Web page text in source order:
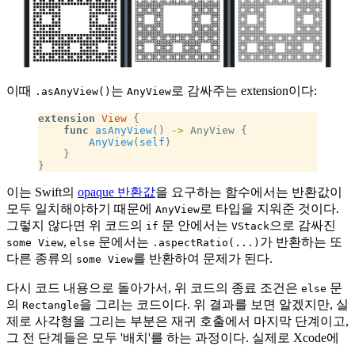
이때 .asAnyView() 는 AnyView로 감싸주는 extension이다:
extension View {
    func
asAnyView() -> AnyView {
        AnyView
( self )
    }
}
이는 Swift의 opaque 반환값을 요구하는 함수에서는 반환값이
모두 일치해야하기 때문에 AnyView로 타입을 지워준 것이다.
그렇지 않다면 위 코드의 if 문 안에서는 VStack 으로 감싸진
some View, else 문에서는 .aspectRatio(...) 가 반환하는 또
다른 종류의 some View를 반환하여 문제가 된다.
다시 코드 내용으로 돌아가서, 위 코드의 종료 조건은 else 문
의 Rectangle을 그리는 코드이다. 위 결과를 보면 알겠지만, 실
제로 사각형을 그리는 부분은 재귀 호출에서 마지막 단계이고,
그 전 단계들은 모두 '배치'를 하는 과정이다. 실제로 Xcode에